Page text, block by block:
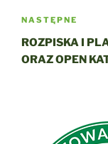
Następny
wpis
NASTĘPNE
ROZPISKA I
ORAZ OPEN